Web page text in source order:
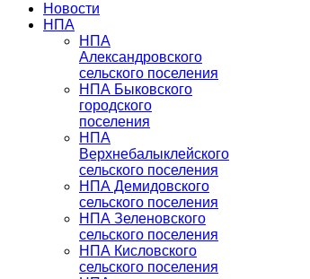
Новости
НПА
НПА
Александровского
сельского поселения
НПА Быковского
городского
поселения
НПА
Верхнебалыклейского
сельского поселения
НПА Демидовского
сельского поселения
НПА Зеленовского
сельского поселения
НПА Кисловского
сельского поселения